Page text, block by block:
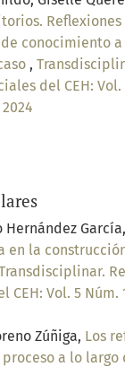
Reflexiones
conocimiento
,
del CEH: Vol.
Hernández García,
en la
CEH: Vol. 5 Núm.
Zúñiga, Los
proceso a lo